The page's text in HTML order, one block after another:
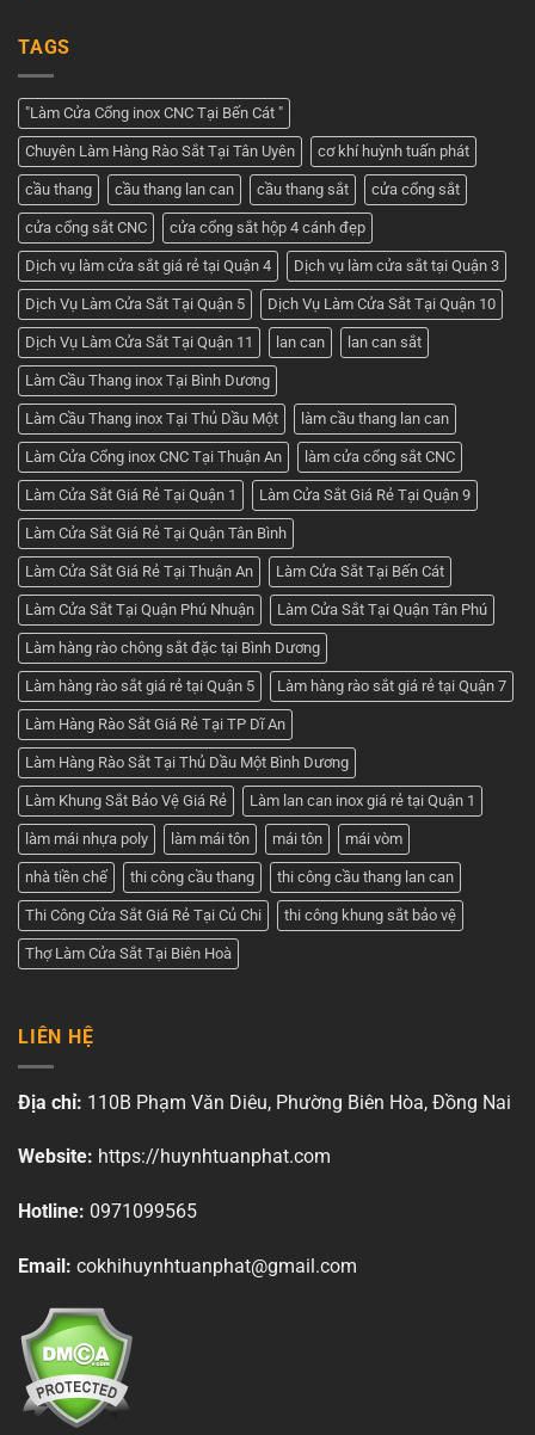
Tuấn
khảo
mẫu
đẹp
nhất
hiện
nay
Giá
cổng
2
cánh
–
Nhận
báo
giá
tốt
nhất
Cơ
khí
Huỳnh
Tuấn
Phát
TAGS
"Làm Cửa Cổng inox CNC Tại Bến Cát "
Chuyên Làm Hàng Rào Sắt Tại Tân Uyên cơ khí huỳnh tuấn phát
cầu thang cầu thang lan can cầu thang sắt cửa cổng sắt
cửa cổng sắt CNC cửa cổng sắt hộp 4 cánh đẹp
Dịch vụ làm cửa sắt giá rẻ tại Quận 4 Dịch vụ làm cửa sắt tại Quận 3
Dịch Vụ Làm Cửa Sắt Tại Quận 5 Dịch Vụ Làm Cửa Sắt Tại Quận 10
Dịch Vụ Làm Cửa Sắt Tại Quận 11 lan can lan can sắt
Làm Cầu Thang inox Tại Bình Dương
Làm Cầu Thang inox Tại Thủ Dầu Một làm cầu thang lan can
Làm Cửa Cổng inox CNC Tại Thuận An làm cửa cổng sắt CNC
Làm Cửa Sắt Giá Rẻ Tại Quận 1 Làm Cửa Sắt Giá Rẻ Tại Quận 9
Làm Cửa Sắt Giá Rẻ Tại Quận Tân Bình
Làm Cửa Sắt Giá Rẻ Tại Thuận An Làm Cửa Sắt Tại Bến Cát
Làm Cửa Sắt Tại Quận Phú Nhuận Làm Cửa Sắt Tại Quận Tân Phú
Làm hàng rào chông sắt đặc tại Bình Dương
Làm hàng rào sắt giá rẻ tại Quận 5 Làm hàng rào sắt giá rẻ tại Quận 7
Làm Hàng Rào Sắt Giá Rẻ Tại TP Dĩ An
Làm Hàng Rào Sắt Tại Thủ Dầu Một Bình Dương
Làm Khung Sắt Bảo Vệ Giá Rẻ Làm lan can inox giá rẻ tại Quận 1
làm mái nhựa poly làm mái tôn mái tôn mái vòm
nhà tiền chế thi công cầu thang thi công cầu thang lan can
Thi Công Cửa Sắt Giá Rẻ Tại Củ Chi thi công khung sắt bảo vệ
Thợ Làm Cửa Sắt Tại Biên Hoà
LIÊN HỆ
Địa chỉ: 110B Phạm Văn Diêu, Phường Biên Hòa, Đồng Nai
Website: https://huynhtuanphat.com
Hotline: 0971099565
Email: cokhihuynhtuanphat@gmail.com